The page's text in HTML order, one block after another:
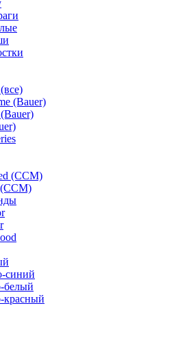
(Bauer)
(CCM)
синий
белый
красный